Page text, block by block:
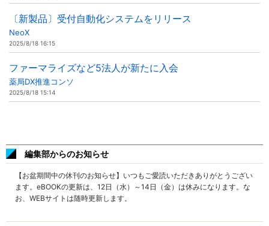
〔新製品〕受付自動化システムをリリース
NeoX
2025/8/18 16:15
ファーマライズなど5法人が新たに入会
薬局DX推進コンソ
2025/8/18 15:14
編集部からのお知らせ
【お盆期間中の休刊のお知らせ】いつもご愛読いただきありがとうござい
ます。eBOOKの更新は、12日（水）～14日（金）は休みになります。な
お、WEBサイトは随時更新します。